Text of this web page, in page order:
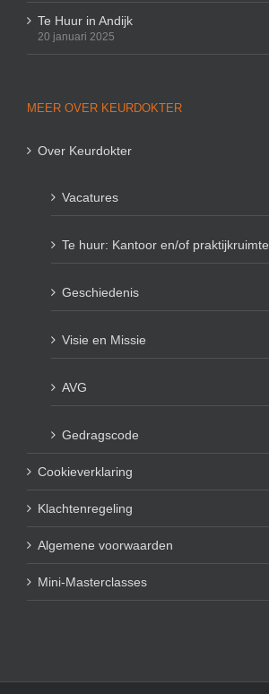
Te Huur in Andijk
20 januari 2025
MEER OVER KEURDOKTER
Over Keurdokter
Vacatures
Te huur: Kantoor en/of praktijkruimte
Geschiedenis
Visie en Missie
AVG
Gedragscode
Cookieverklaring
Klachtenregeling
Algemene voorwaarden
Mini-Masterclasses